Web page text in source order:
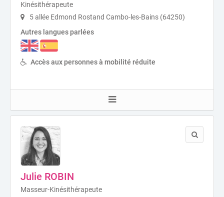
Kinésithérapeute
5 allée Edmond Rostand Cambo-les-Bains (64250)
Autres langues parlées
Accès aux personnes à mobilité réduite
Julie ROBIN
Masseur-Kinésithérapeute